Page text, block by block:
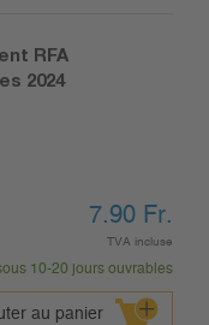
RFA
2024
7.90 Fr.
TVA incluse
10-20 jours ouvrables
au panier